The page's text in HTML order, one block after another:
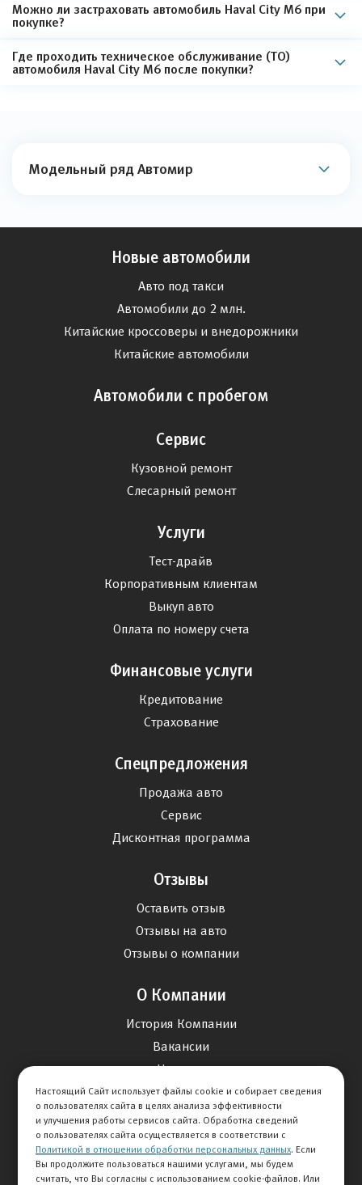
Можно ли застраховать автомобиль Haval City M6 при
покупке?
Где проходить техническое обслуживание (ТО)
автомобиля Haval City M6 после покупки?
Модельный ряд Автомир
Новые автомобили
Авто под такси
Автомобили до 2 млн.
Китайские кроссоверы и внедорожники
Китайские автомобили
Автомобили с пробегом
Сервис
Кузовной ремонт
Слесарный ремонт
Услуги
Тест-драйв
Корпоративным клиентам
Выкуп авто
Оплата по номеру счета
Финансовые услуги
Кредитование
Страхование
Спецпредложения
Продажа авто
Сервис
Дисконтная программа
Отзывы
Оставить отзыв
Отзывы на авто
Отзывы о компании
О Компании
История Компании
Вакансии
Новости
Карта сайта
Контакты
Настоящий Сайт использует файлы cookie и собирает сведения
о пользователях сайта в целях анализа эффективности
и улучшения работы сервисов сайта. Обработка сведений
о пользователях сайта осуществляется в соответствии с
Политикой в отношении обработки персональных данных. Если
Вы продолжите пользоваться нашими услугами, мы будем
считать, что Вы согласны с использованием cookie-файлов. Или